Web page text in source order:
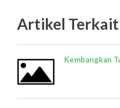
Artikel Terkait
Kembangkan